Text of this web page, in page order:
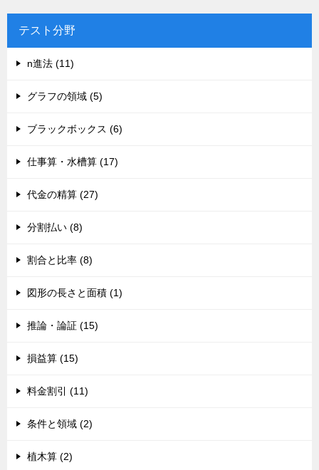
テスト分野
n進法 (11)
グラフの領域 (5)
ブラックボックス (6)
仕事算・水槽算 (17)
代金の精算 (27)
分割払い (8)
割合と比率 (8)
図形の長さと面積 (1)
推論・論証 (15)
損益算 (15)
料金割引 (11)
条件と領域 (2)
植木算 (2)